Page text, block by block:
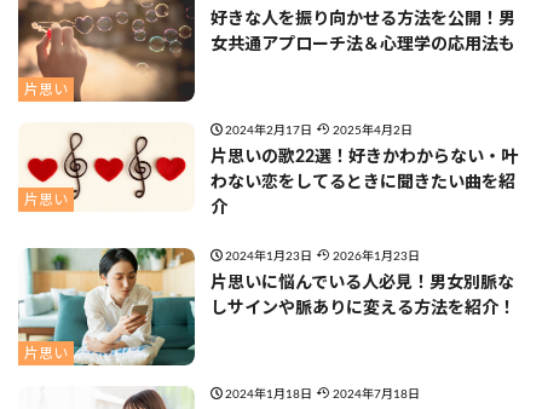
片思い
好きな人を振り向かせる方法を公開！男
女共通アプローチ法＆心理学の応用法も
片思い
2024年2月17日 2025年4月2日
片思いの歌22選！好きかわからない・叶
わない恋をしてるときに聞きたい曲を紹
介
片思い
2024年1月23日 2026年1月23日
片思いに悩んでいる人必見！男女別脈な
しサインや脈ありに変える方法を紹介！
2024年1月18日 2024年7月18日